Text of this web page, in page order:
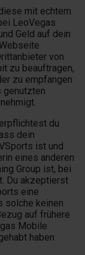
mit echtem
LeoVegas
Geld auf dein
von
zu beauftragen,
zu empfangen
genutzten
du
dein
ist und
eines anderen
Group ist, bei
Du akzeptierst
eine
solche keinen
auf frühere
Mobile
haben